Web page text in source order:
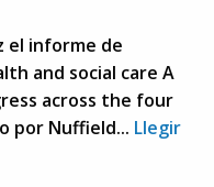
el informe de
and social care A
across the four
por Nuffield... Llegir